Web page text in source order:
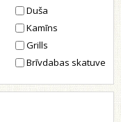
Duša
Kamīns
Grills
Brīvdabas skatuve